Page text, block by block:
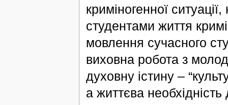
криміногенної
студентами життя
мовлення сучасного
виховна робота з
духовну істину –
а життєва